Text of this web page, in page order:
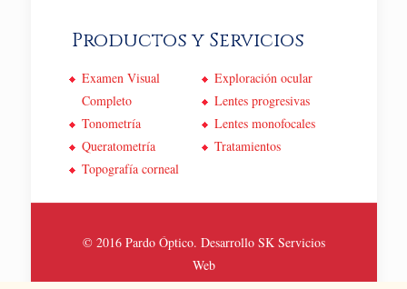
Productos y Servicios
Examen Visual
Completo
Tonometría
Queratometría
Topografía corneal
Exploración ocular
Lentes progresivas
Lentes monofocales
Tratamientos
© 2016 Pardo Óptico. Desarrollo SK Servicios
Web